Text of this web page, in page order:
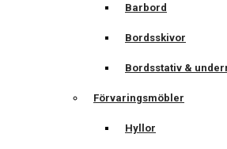
Barbord
Bordsskivor
Bordsstativ &
Förvaringsmöbler
Hyllor